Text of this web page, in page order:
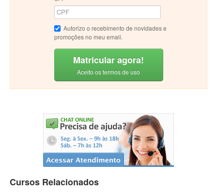
Autorizo o recebimento de novidades e
promoções no meu email.
Matricular agora!
Aceito os termos de uso
Cursos Relacionados